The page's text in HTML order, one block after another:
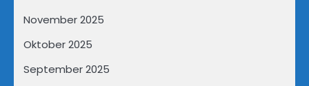
November 2025
Oktober 2025
September 2025